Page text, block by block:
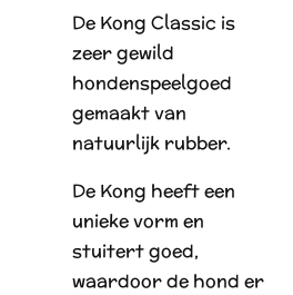
De Kong Classic is
zeer gewild
hondenspeelgoed
gemaakt van
natuurlijk rubber.
De Kong heeft een
unieke vorm en
stuitert goed,
waardoor de hond er